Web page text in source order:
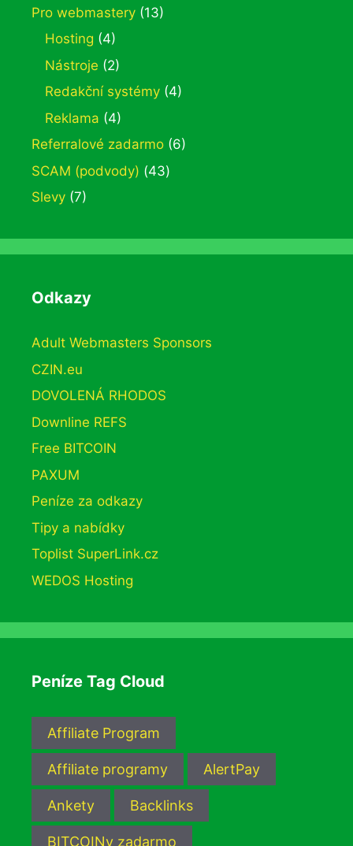
Pro webmastery (13)
Hosting (4)
Nástroje (2)
Redakční systémy (4)
Reklama (4)
Referralové zadarmo (6)
SCAM (podvody) (43)
Slevy (7)
Odkazy
Adult Webmasters Sponsors
CZIN.eu
DOVOLENÁ RHODOS
Downline REFS
Free BITCOIN
PAXUM
Peníze za odkazy
Tipy a nabídky
Toplist SuperLink.cz
WEDOS Hosting
Peníze Tag Cloud
Affiliate Program
Affiliate programy AlertPay
Ankety Backlinks
BITCOINy zadarmo